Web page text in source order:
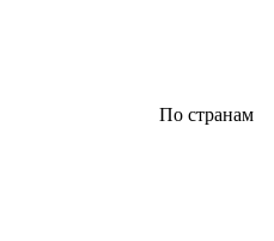
По странам